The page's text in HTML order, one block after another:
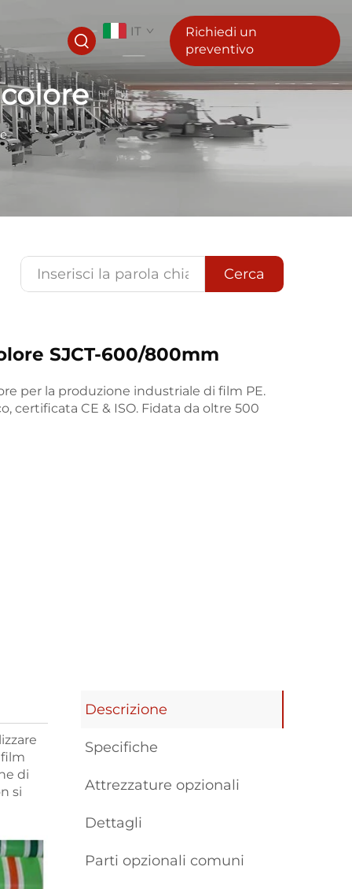
IT
Richiedi un
preventivo
Cerca
SJCT-600/800mm
per la produzione industriale di film PE.
certificata CE & ISO. Fidata da oltre 500
Descrizione
Specifiche
Attrezzature opzionali
Dettagli
Parti opzionali comuni
di
si